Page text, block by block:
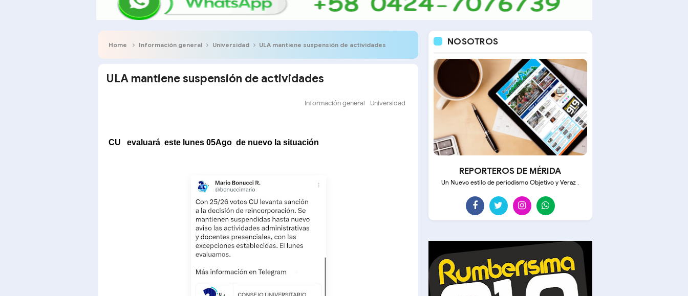
Home Información general Universidad ULA mantiene suspensión de actividades
ULA mantiene suspensión de actividades
Información general Universidad
CU evaluará este lunes 05Ago de nuevo la situación
NOSOTROS
REPORTEROS DE MÉRIDA
Un Nuevo estilo de periodismo Objetivo y Veraz .